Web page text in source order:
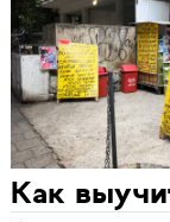
Как